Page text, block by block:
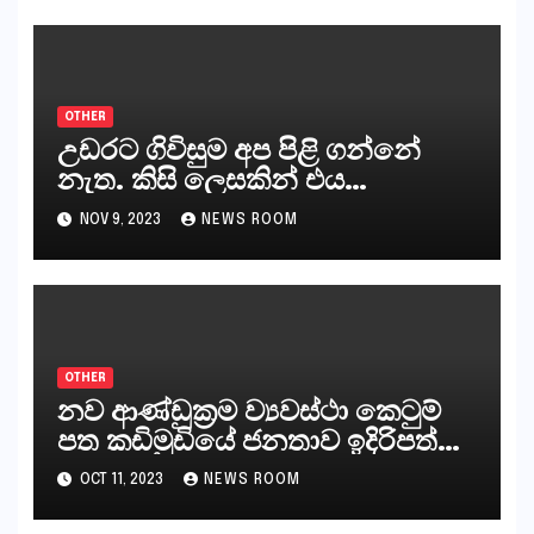
OTHER
උඩරට ගිවිසුම අප පිළි ගන්නේ
නැත. කිසි ලෙසකින් එය
නීත්‍යානුකූල ලියවිල්ලක් නො වේ.
සිංහල ප්‍රතිපත්ති කේන්ද්‍රයෙන්
ජනාධිපති දැන් වූ ලිපියෙන්
කියනවාටත් වඩා අයිතියක් බෞද්ධ
NOV 9, 2023 NEWS ROOM
OTHER
නව ආණ්ඩුක්‍රම ව්‍යවස්ථා කෙටුම්
පත කඩිමුඩියේ ජනතාව ඉදිරිපත්
කරන්නේ?
OCT 11, 2023 NEWS ROOM